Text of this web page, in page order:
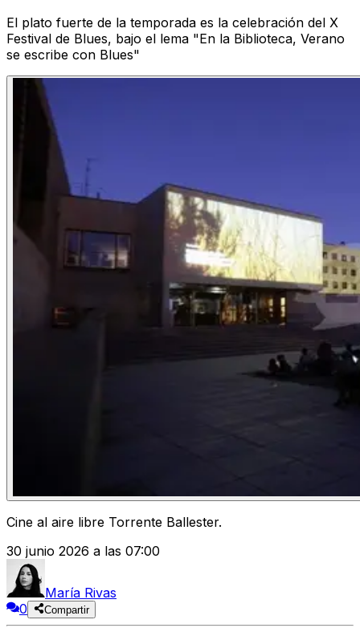
El plato fuerte de la temporada es la celebración del X
Festival de Blues, bajo el lema "En la Biblioteca, Verano
se escribe con Blues"
Cine al aire libre Torrente Ballester.
30 junio 2026 a las 07:00
María Rivas
0
Compartir